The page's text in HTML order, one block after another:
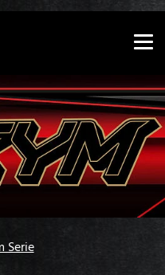
Version dieser Seite
anzeigen
Serie